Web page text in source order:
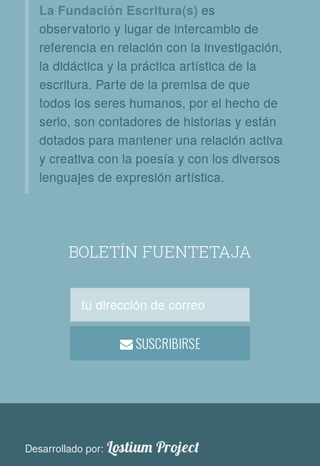
La Fundación Escritura(s) es
observatorio y lugar de intercambio de
referencia en relación con la investigación,
la didáctica y la práctica artística de la
escritura. Parte de la premisa de que
todos los seres humanos, por el hecho de
serlo, son contadores de historias y están
dotados para mantener una relación activa
y creativa con la poesía y con los diversos
lenguajes de expresión artística.
BOLETÍN FUENTETAJA
SUSCRIBIRSE
Desarrollado por: Lostium Project